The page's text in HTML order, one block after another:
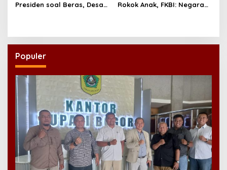
Presiden soal Beras, Desak
Rokok Anak, FKBI: Negara
Populer